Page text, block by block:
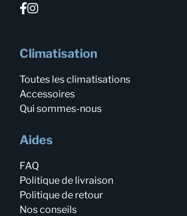
Climatisation
Toutes les climatisations
Accessoires
Qui sommes-nous
Aides
FAQ
Politique de livraison
Politique de retour
Nos conseils